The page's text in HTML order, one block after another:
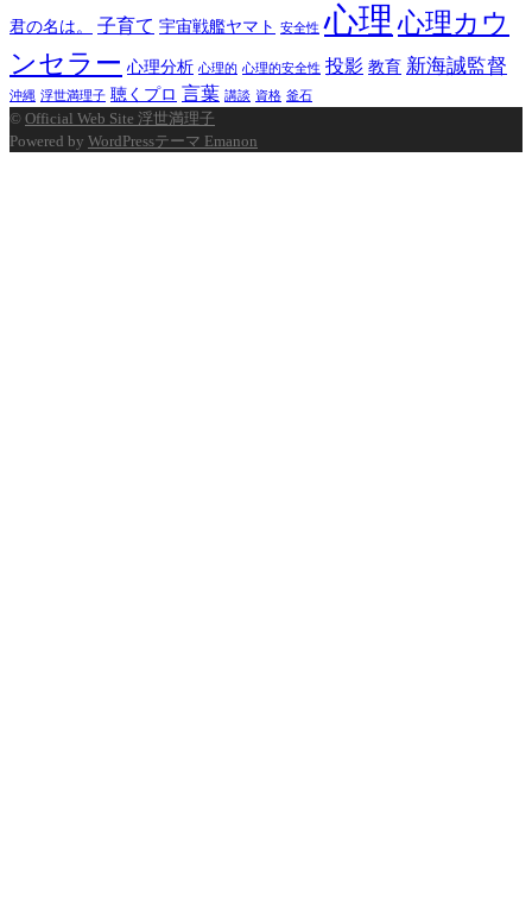
君の名は。 子育て 宇宙戦艦ヤマト 安全性 心理 心理カウ
ンセラー 心理分析 心理的 心理的安全性 投影 教育 新海誠監督
沖縄 浮世満理子 聴くプロ 言葉 講談 資格 釜石
© Official Web Site 浮世満理子
Powered by WordPressテーマ Emanon